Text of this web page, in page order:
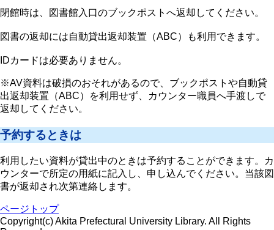
閉館時は、図書館入口のブックポストへ返却してください。
図書の返却には自動貸出返却装置（ABC）も利用できます。
IDカードは必要ありません。
※AV資料は破損のおそれがあるので、ブックポストや自動貸
出返却装置（ABC）を利用せず、カウンター職員へ手渡しで
返却してください。
予約するときは
利用したい資料が貸出中のときは予約することができます。カ
ウンターで所定の用紙に記入し、申し込んでください。当該図
書が返却され次第連絡します。
ページトップ
Copyright(c) Akita Prefectural University Library. All Rights